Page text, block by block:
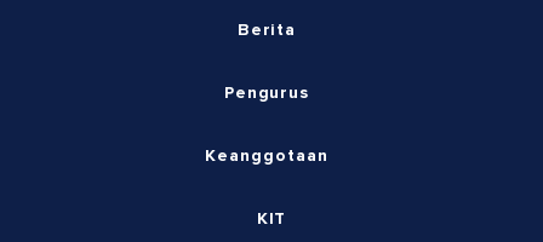
Berita
Pengurus
Keanggotaan
KIT